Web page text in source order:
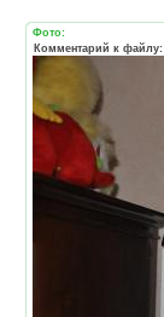
Фото:
Комментарий к файлу: